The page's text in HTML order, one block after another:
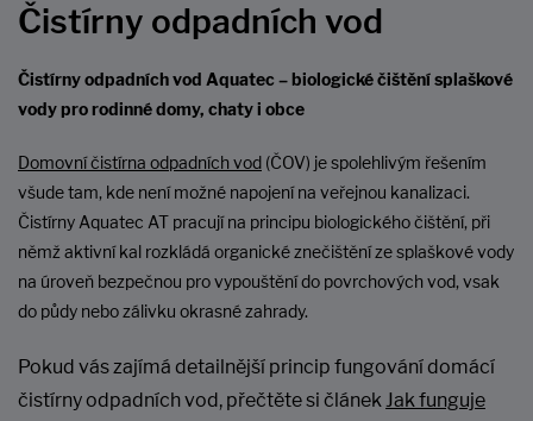
Čistírny odpadních vod
Čistírny odpadních vod Aquatec – biologické čištění splaškové
vody pro rodinné domy, chaty i obce
Domovní čistírna odpadních vod (ČOV) je spolehlivým řešením
všude tam, kde není možné napojení na veřejnou kanalizaci.
Čistírny Aquatec AT pracují na principu biologického čištění, při
němž aktivní kal rozkládá organické znečištění ze splaškové vody
na úroveň bezpečnou pro vypouštění do povrchových vod, vsak
do půdy nebo zálivku okrasné zahrady.
Pokud vás zajímá detailnější princip fungování domácí
čistírny odpadních vod, přečtěte si článekJak funguje